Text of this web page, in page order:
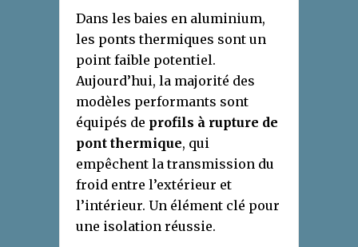
Dans les baies en aluminium,
les ponts thermiques sont un
point faible potentiel.
Aujourd’hui, la majorité des
modèles performants sont
équipés de profils à rupture de
pont thermique, qui
empêchent la transmission du
froid entre l’extérieur et
l’intérieur. Un élément clé pour
une isolation réussie.